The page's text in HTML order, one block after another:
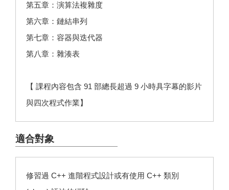
第五章：演算法複雜度
第六章：鏈結串列
第七章：容器與迭代器
第八章：雜湊表
【 課程內容包含 91 部總長超過 9 小時具字幕的影片
與四次程式作業】
適合對象
修習過 C++ 進階程式設計或有使用 C++ 類別